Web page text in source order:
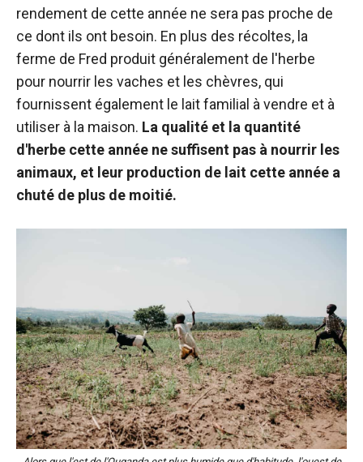
rendement de cette année ne sera pas proche de
ce dont ils ont besoin. En plus des récoltes, la
ferme de Fred produit généralement de l'herbe
pour nourrir les vaches et les chèvres, qui
fournissent également le lait familial à vendre et à
utiliser à la maison. La qualité et la quantité
d'herbe cette année ne suffisent pas à nourrir les
animaux, et leur production de lait cette année a
chuté de plus de moitié.